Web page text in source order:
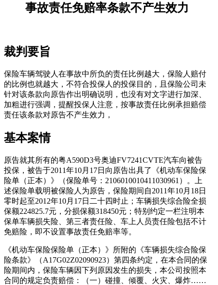
事故责任免赔率条款不产生效力
裁判要旨
保险车辆驾驶人在事故中所负的责任比例越大，保险人赔付
的比例也就越大，不符合投保人的投保目的，且保险公司未
针对该条款向原告作出明确说明，也没有对文字进行加深、
加粗进行强调，提醒投保人注意，按事故责任比例承担赔偿
责任该条款对原告不产生效力，
基本案情
原告就其所有的粤A590D3号奥迪FV7241CVTE汽车向被告
投保，被告于2011年10月17日向原告出具了《机动车保险保
险单（正本）》（保险单号：2106010010411030961）。上
述保险单载明被保险人为原告，保险期间自2011年10月18日
零时起至2012年10月17日二十四时止；车辆损失综合险全损
保额224825.7元，分损保额318450元；特别约定一栏注明本
保单车辆损失险、第三者责任险、车上人员责任险包括不计
免赔险，即不设置事故责任免赔率等。
《机动车保险保险单（正本）》所附的《车辆损失综合险保
险条款》（A17G02Z02090923）第四条约定，在本合同的保
险期间内，保险车辆因下列原因发生的损失，本公司按照本
合同的规定负责赔偿：（一）碰撞、倾覆、火灾、爆炸……